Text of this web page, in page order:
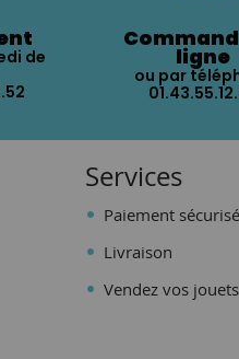
de
ligne
ou par
Services
Paiement sécurisé
Livraison
Vendez vos jouets